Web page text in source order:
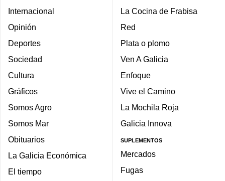
Internacional
Opinión
Deportes
Sociedad
Cultura
Gráficos
Somos Agro
Somos Mar
Obituarios
La Galicia Económica
El tiempo
La Cocina de Frabisa
Red
Plata o plomo
Ven A Galicia
Enfoque
Vive el Camino
La Mochila Roja
Galicia Innova
SUPLEMENTOS
Mercados
Fugas